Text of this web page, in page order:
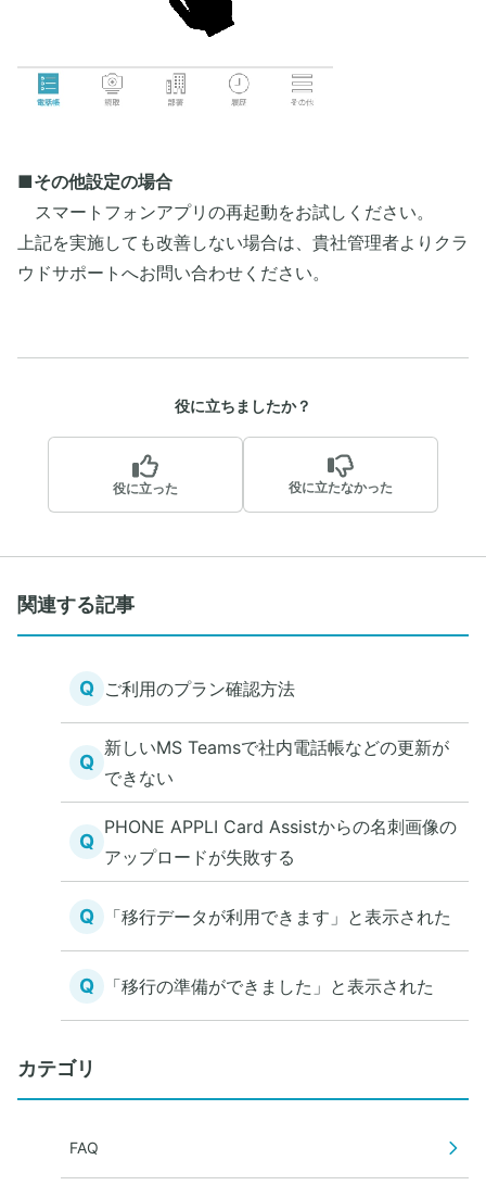
■その他設定の場合
スマートフォンアプリの再起動をお試しください。
上記を実施しても改善しない場合は、貴社管理者よりクラ
ウドサポートへお問い合わせください。
役に立ちましたか？
役に立った 役に立たなかった
関連する記事
Q ご利用のプラン確認方法
Q
新しいMS Teamsで社内電話帳などの更新が
できない
Q
PHONE APPLI Card Assistからの名刺画像の
アップロードが失敗する
Q 「移行データが利用できます」と表示された
Q 「移行の準備ができました」と表示された
カテゴリ
FAQ